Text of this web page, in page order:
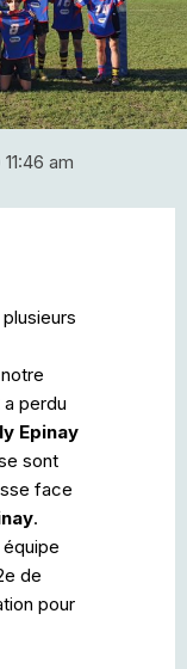
11:46 am
a perdu
Epinay
sont
face
.
de
pour